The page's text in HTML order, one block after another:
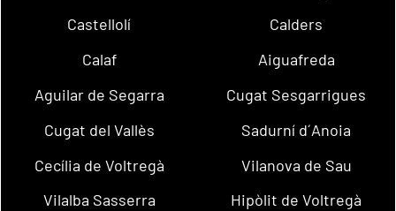
Castellolí
Calders
Calaf
Aiguafreda
Aguilar de Segarra
Cugat Sesgarrigues
Cugat del Vallès
Sadurní d´Anoia
Cecília de Voltregà
Vilanova de Sau
Vilalba Sasserra
Hipòlit de Voltregà